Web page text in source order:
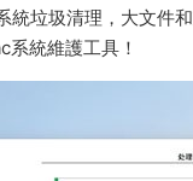
統垃圾清理，大文件
系統維護工具！